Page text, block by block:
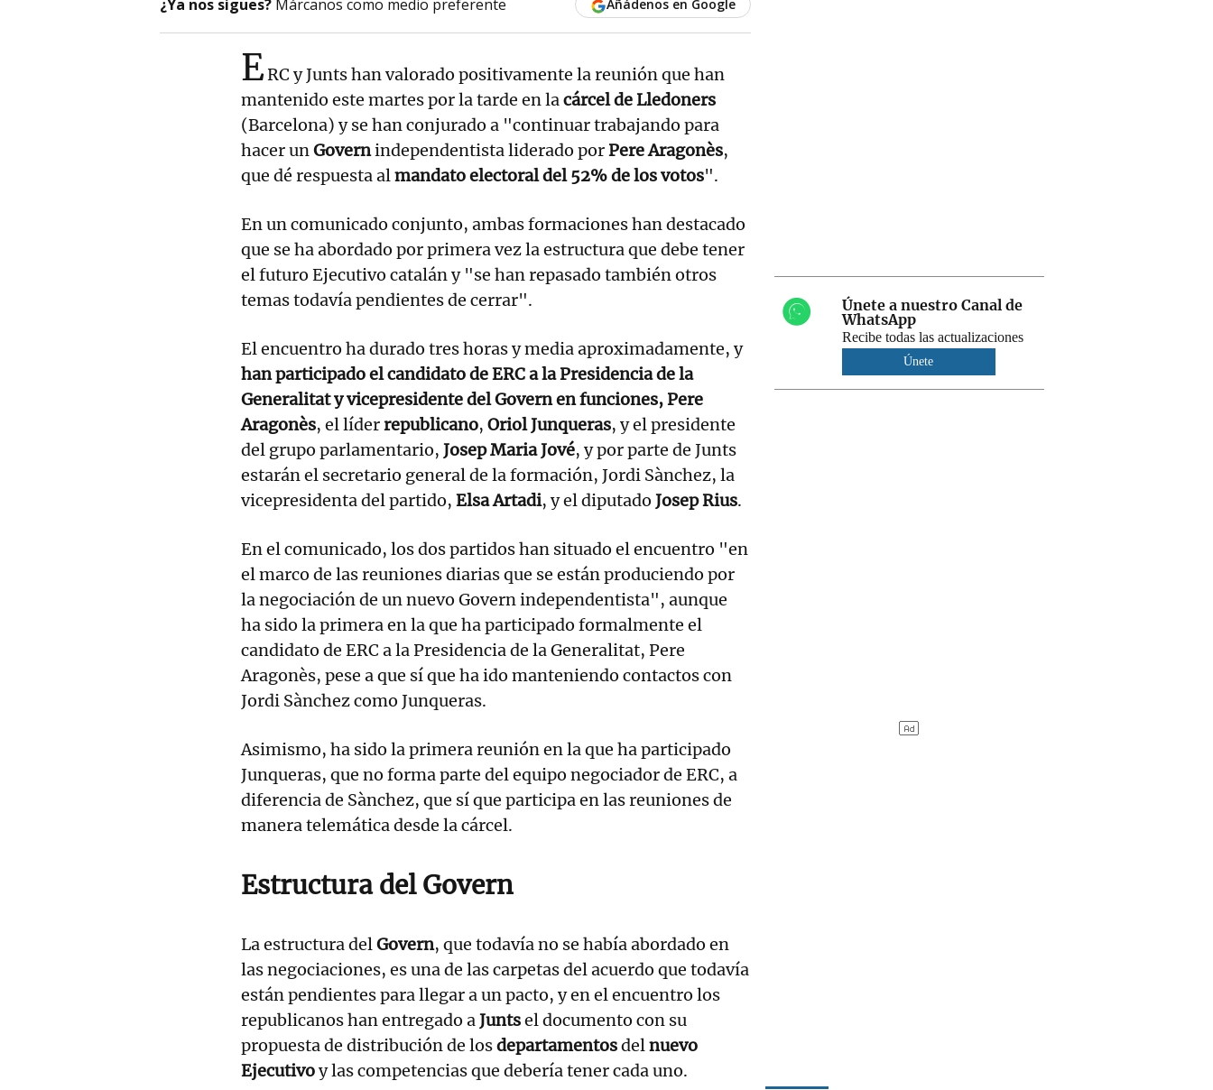
¿Ya nos sigues? Márcanos como medio preferente Añádenos en Google
ERC y Junts han valorado positivamente la reunión que han
mantenido este martes por la tarde en lacárceldeLledoners
(Barcelona) y se han conjurado a "continuar trabajando para
hacer unGovernindependentista liderado porPereAragonès,
que dé respuesta almandato electoral del 52% de los votos".
En un comunicado conjunto, ambas formaciones han destacado
que se ha abordado por primera vez la estructura que debe tener
el futuro Ejecutivo catalán y "se han repasado también otros
temas todavía pendientes de cerrar".
El encuentro ha durado tres horas y media aproximadamente, y
han participado el candidato de ERC a la Presidencia de la
Generalitat y vicepresidente del Govern en funciones, Pere
Aragonès, el líderrepublicano, OriolJunqueras, y el presidente
del grupo parlamentario, Josep Maria Jové, y por parte de Junts
estarán el secretario general de la formación, Jordi Sànchez, la
vicepresidenta del partido, ElsaArtadi, y el diputado JosepRius.
En el comunicado, los dos partidos han situado el encuentro "en
el marco de las reuniones diarias que se están produciendo por
la negociación de un nuevo Govern independentista", aunque
ha sido la primera en la que ha participado formalmente el
candidato de ERC a la Presidencia de la Generalitat, Pere
Aragonès, pese a que sí que ha ido manteniendo contactos con
Jordi Sànchez como Junqueras.
Asimismo, ha sido la primera reunión en la que ha participado
Junqueras, que no forma parte del equipo negociador de ERC, a
diferencia de Sànchez, que sí que participa en las reuniones de
manera telemática desde la cárcel.
Estructura del Govern
La estructura delGovern, que todavía no se había abordado en
las negociaciones, es una de las carpetas del acuerdo que todavía
están pendientes para llegar a un pacto, y en el encuentro los
republicanos han entregado aJuntsel documento con su
propuesta de distribución de losdepartamentosdelnuevo
Ejecutivoy las competencias que debería tener cada uno.
Únete a nuestro Canal de
WhatsApp
Recibe todas las actualizaciones
Únete